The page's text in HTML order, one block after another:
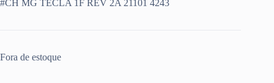
#CH MG TECLA 1F REV 2A 21101 4243
Fora de estoque